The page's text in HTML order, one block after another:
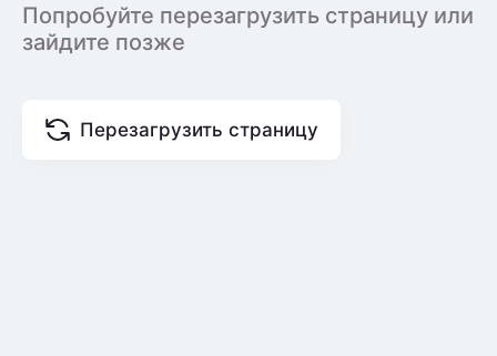
Попробуйте перезагрузить страницу или
зайдите позже
Перезагрузить страницу